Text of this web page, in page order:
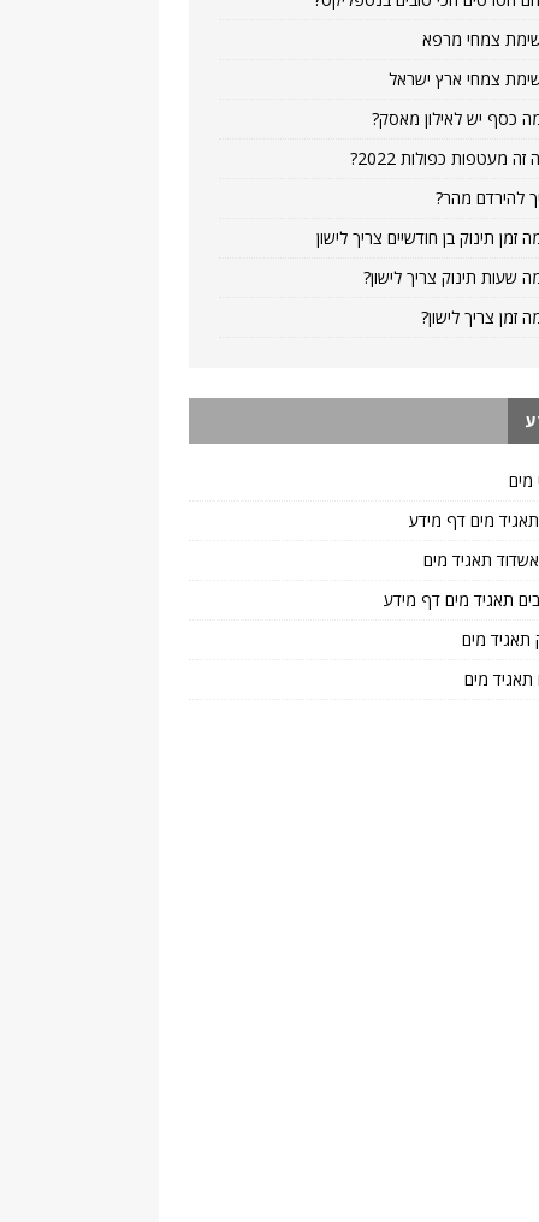
צמחי מרפא
צמחי ארץ ישראל
כסף יש לאילון מאסק?
זה מעטפות כפולות 2022?
להירדם מהר?
זמן תינוק בן חודשיים צריך לישון
שעות תינוק צריך לישון?
זמן צריך לישון?
מים
תאגיד מים דף מידע
אשדוד תאגיד מים
תאגיד מים דף מידע
תאגיד מים
תאגיד מים